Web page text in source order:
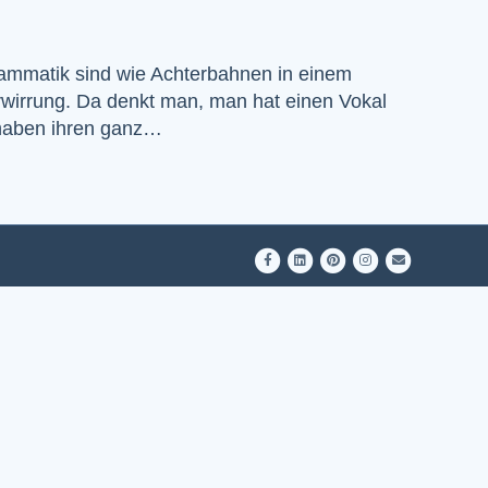
sind wie Achterbahnen in einem
Da denkt man, man hat einen Vokal
ihren ganz…
FacebookLinkedinPinterestInstagram